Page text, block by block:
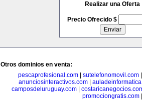
Realizar una Oferta
Precio Ofrecido $
Otros dominios en venta:
pescaprofesional.com| sutelefonomovil.com
anunciosinteractivos.com|
camposdeluruguay.com|
promociongratis.com